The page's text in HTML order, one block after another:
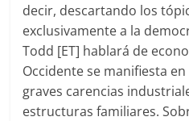
decir, descartando los
exclusivamente a la
Todd [ET] hablará de
Occidente se manifiesta
graves carencias
estructuras familiares.